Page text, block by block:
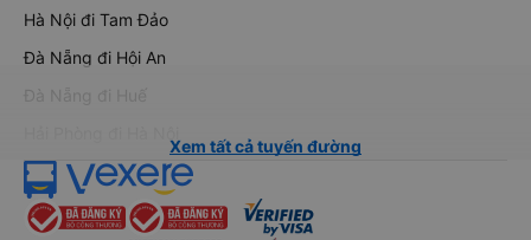
Hà Nội đi Tam Đảo
Đà Nẵng đi Hội An
Đà Nẵng đi Huế
Xem tất cả tuyến đường